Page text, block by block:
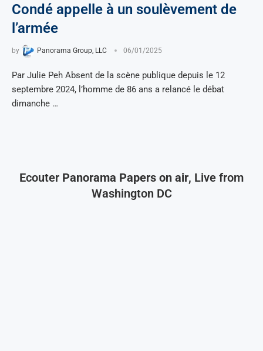
Condé appelle à un soulèvement de
l’armée
by Panorama Group, LLC 06/01/2025
Par Julie Peh Absent de la scène publique depuis le 12
septembre 2024, l’homme de 86 ans a relancé le débat
dimanche …
Ecouter Panorama Papers on air, Live from
Washington DC